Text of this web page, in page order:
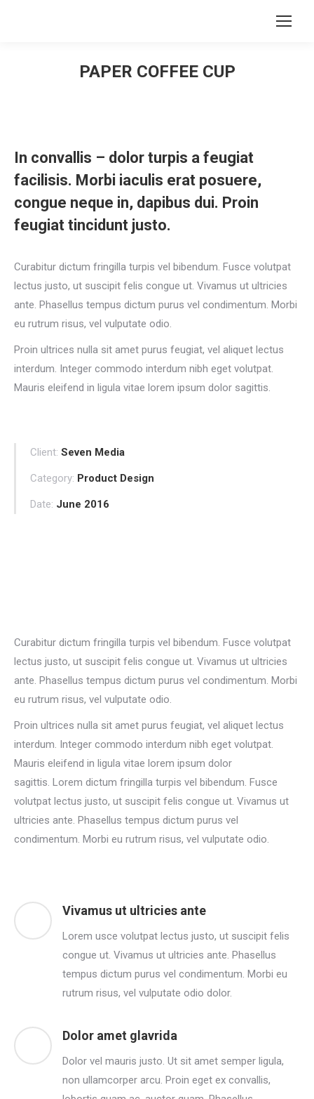
Search:
PAPER COFFEE CUP
In convallis – dolor turpis a feugiat
facilisis. Morbi iaculis erat posuere,
congue neque in, dapibus dui. Proin
feugiat tincidunt justo.
Curabitur dictum fringilla turpis vel bibendum. Fusce volutpat
lectus justo, ut suscipit felis congue ut. Vivamus ut ultricies
ante. Phasellus tempus dictum purus vel condimentum. Morbi
eu rutrum risus, vel vulputate odio.
Proin ultrices nulla sit amet purus feugiat, vel aliquet lectus
interdum. Integer commodo interdum nibh eget volutpat.
Mauris eleifend in ligula vitae lorem ipsum dolor sagittis.
Client: Seven Media
Category: Product Design
Date: June 2016
Curabitur dictum fringilla turpis vel bibendum. Fusce volutpat
lectus justo, ut suscipit felis congue ut. Vivamus ut ultricies
ante. Phasellus tempus dictum purus vel condimentum. Morbi
eu rutrum risus, vel vulputate odio.
Proin ultrices nulla sit amet purus feugiat, vel aliquet lectus
interdum. Integer commodo interdum nibh eget volutpat.
Mauris eleifend in ligula vitae lorem ipsum dolor
sagittis. Lorem dictum fringilla turpis vel bibendum. Fusce
volutpat lectus justo, ut suscipit felis congue ut. Vivamus ut
ultricies ante. Phasellus tempus dictum purus vel
condimentum. Morbi eu rutrum risus, vel vulputate odio.
Vivamus ut ultricies ante
Lorem usce volutpat lectus justo, ut suscipit felis
congue ut. Vivamus ut ultricies ante. Phasellus
tempus dictum purus vel condimentum. Morbi eu
rutrum risus, vel vulputate odio dolor.
Dolor amet glavrida
Dolor vel mauris justo. Ut sit amet semper ligula,
non ullamcorper arcu. Proin eget ex convallis,